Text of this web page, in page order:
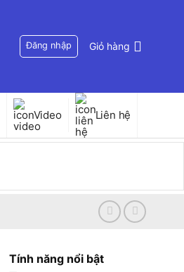
Đăng nhập Giỏ hàng
Video Liên hệ
Tính năng nổi bật